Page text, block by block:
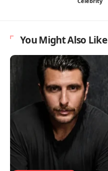
You Might Also Like